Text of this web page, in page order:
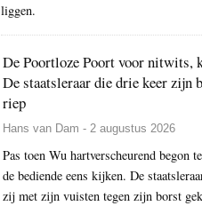
liggen.
De Poortloze Poort voor nitwits,
De staatsleraar die drie keer zijn
riep
Hans van Dam - 2 augustus 2026
Pas toen Wu hartverscheurend begon
de bediende eens kijken. De
zij met zijn vuisten tegen zijn borst